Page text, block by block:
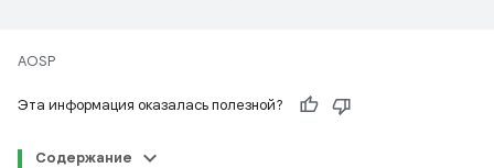
AOSP
Эта информация оказалась полезной?
Содержание